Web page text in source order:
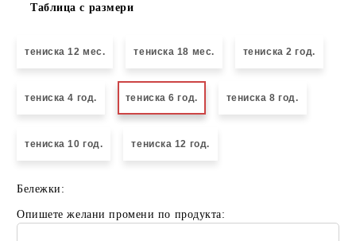
Таблица с размери
тениска 12 мес. тениска 18 мес. тениска 2 год.
тениска 4 год. тениска 6 год. тениска 8 год.
тениска 10 год. тениска 12 год.
Бележки:
Опишете желани промени по продукта: